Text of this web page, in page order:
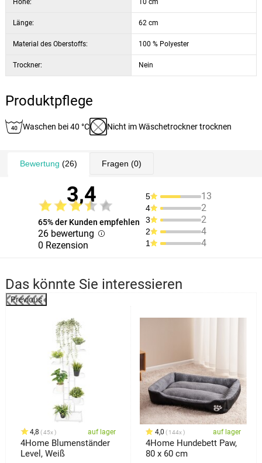
Länge: 62 cm
Material des Oberstoffs: 100 % Polyester
Trockner: Nein
Produktpflege
Waschen bei 40 °C Nicht im Wäschetrockner trocknen
Bewertung (26) Fragen (0)
3,4
65% der Kunden empfehlen
26 bewertung
0 Rezension
5 13
4 2
3 2
2 4
1 4
Das könnte Sie interessieren
Previous
4,8 45x auf lager
4Home Blumenständer
Level, Weiß
4,0 144x auf lager
4Home Hundebett Paw,
80 x 60 cm